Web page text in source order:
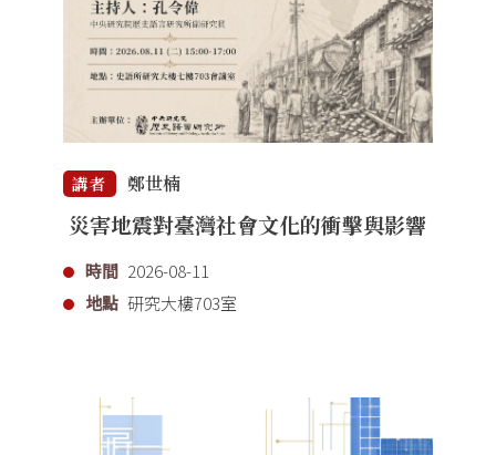
講者 鄭世楠
災害地震對臺灣社會文化的衝擊與影響
時間 2026-08-11
地點 研究大樓703室